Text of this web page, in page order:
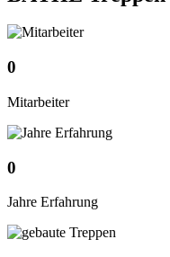
0
Mitarbeiter
0
Jahre Erfahrung